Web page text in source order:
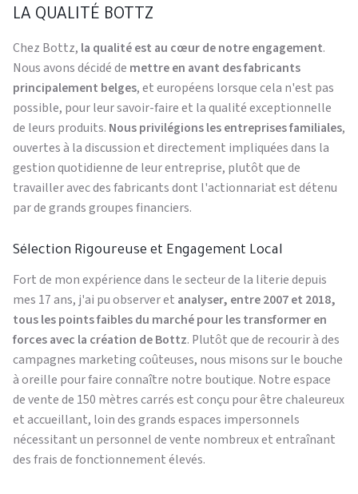
LA QUALITÉ BOTTZ
Chez Bottz, la qualité est au cœur de notre engagement.
Nous avons décidé de mettre en avant des fabricants
principalement belges, et européens lorsque cela n'est pas
possible, pour leur savoir-faire et la qualité exceptionnelle
de leurs produits. Nous privilégions les entreprises familiales,
ouvertes à la discussion et directement impliquées dans la
gestion quotidienne de leur entreprise, plutôt que de
travailler avec des fabricants dont l'actionnariat est détenu
par de grands groupes financiers.
Sélection Rigoureuse et Engagement Local
Fort de mon expérience dans le secteur de la literie depuis
mes 17 ans, j'ai pu observer et analyser, entre 2007 et 2018,
tous les points faibles du marché pour les transformer en
forces avec la création de Bottz. Plutôt que de recourir à des
campagnes marketing coûteuses, nous misons sur le bouche
à oreille pour faire connaître notre boutique. Notre espace
de vente de 150 mètres carrés est conçu pour être chaleureux
et accueillant, loin des grands espaces impersonnels
nécessitant un personnel de vente nombreux et entraînant
des frais de fonctionnement élevés.